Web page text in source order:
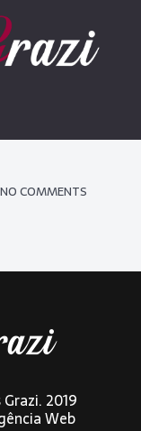
NO COMMENTS
2019
Web